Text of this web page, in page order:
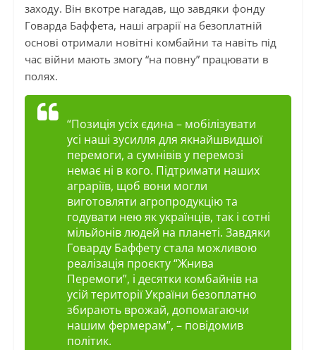
заходу. Він вкотре нагадав, що завдяки фонду
Говарда Баффета, наші аграрії на безоплатній
основі отримали новітні комбайни та навіть під
час війни мають змогу “на повну” працювати в
полях.
“Позиція усіх єдина – мобілізувати
усі наші зусилля для якнайшвидшої
перемоги, а сумнівів у перемозі
немає ні в кого. Підтримати наших
аграріїв, щоб вони могли
виготовляти агропродукцію та
годувати нею як українців, так і сотні
мільйонів людей на планеті. Завдяки
Говарду Баффету стала можливою
реалізація проєкту “Жнива
Перемоги”, і десятки комбайнів на
усій території України безоплатно
збирають врожай, допомагаючи
нашим фермерам”, – повідомив
політик.